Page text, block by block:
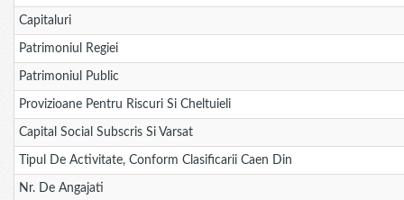
Capitaluri
Patrimoniul Regiei
Patrimoniul Public
Provizioane Pentru Riscuri Si Cheltuieli
Capital Social Subscris Si Varsat
Tipul De Activitate, Conform Clasificarii Caen Din
Nr. De Angajati